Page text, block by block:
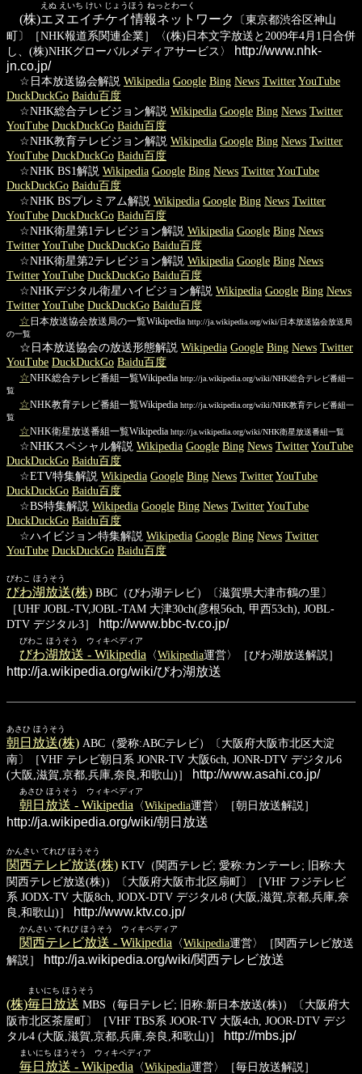
えぬ えいち けい じょうほう ねっとわーく
(株)エヌエイチケイ情報ネットワーク
〔東京都渋谷区神山
町〕［NHK報道系関連企業］〈(株)日本文字放送と2009年4月1日合併
し、(株)NHKグローバルメディアサービス〉
http://www.nhk-
jn.co.jp/
☆日本放送協会解説 Wikipedia Google Bing News Twitter YouTube
DuckDuckGo Baidu百度
☆NHK総合テレビジョン解説 Wikipedia Google Bing News Twitter
YouTube DuckDuckGo Baidu百度
☆NHK教育テレビジョン解説 Wikipedia Google Bing News Twitter
YouTube DuckDuckGo Baidu百度
☆NHK BS1解説 Wikipedia Google Bing News Twitter YouTube
DuckDuckGo Baidu百度
☆NHK BSプレミアム解説 Wikipedia Google Bing News Twitter
YouTube DuckDuckGo Baidu百度
☆NHK衛星第1テレビジョン解説 Wikipedia Google Bing News
Twitter YouTube DuckDuckGo Baidu百度
☆NHK衛星第2テレビジョン解説 Wikipedia Google Bing News
Twitter YouTube DuckDuckGo Baidu百度
☆NHKデジタル衛星ハイビジョン解説 Wikipedia Google Bing News
Twitter YouTube DuckDuckGo Baidu百度
☆ 日本放送協会放送局の一覧Wikipedia http://ja.wikipedia.org/wiki/日本放送協会放送局
の一覧
☆日本放送協会の放送形態解説 Wikipedia Google Bing News Twitter
YouTube DuckDuckGo Baidu百度
☆NHK総合テレビ番組一覧Wikipedia http://ja.wikipedia.org/wiki/NHK総合テレビ番組一
覧
☆NHK教育テレビ番組一覧Wikipedia http://ja.wikipedia.org/wiki/NHK教育テレビ番組一
覧
☆NHK衛星放送番組一覧Wikipedia http://ja.wikipedia.org/wiki/NHK衛星放送番組一覧
☆NHKスペシャル解説 Wikipedia Google Bing News Twitter YouTube
DuckDuckGo Baidu百度
☆ETV特集解説 Wikipedia Google Bing News Twitter YouTube
DuckDuckGo Baidu百度
☆BS特集解説 Wikipedia Google Bing News Twitter YouTube
DuckDuckGo Baidu百度
☆ハイビジョン特集解説 Wikipedia Google Bing News Twitter
YouTube DuckDuckGo Baidu百度
びわこ ほうそう
びわ湖放送(株) BBC（びわ湖テレビ）〔滋賀県大津市鶴の里〕
［UHF JOBL-TV,JOBL-TAM 大津30ch(彦根56ch, 甲西53ch), JOBL-
DTV デジタル3］
http://www.bbc-tv.co.jp/
びわこ ほうそう ウィキペディア
びわ湖放送 - Wikipedia 〈Wikipedia運営〉［びわ湖放送解説］
http://ja.wikipedia.org/wiki/びわ湖放送
あさひ ほうそう
朝日放送(株) ABC（愛称:ABCテレビ）〔大阪府大阪市北区大淀
南〕［VHF テレビ朝日系 JONR-TV 大阪6ch, JONR-DTV デジタル6
(大阪,滋賀,京都,兵庫,奈良,和歌山)］
http://www.asahi.co.jp/
あさひ ほうそう ウィキペディア
朝日放送 - Wikipedia 〈Wikipedia運営〉［朝日放送解説］
http://ja.wikipedia.org/wiki/朝日放送
かんさい てれび ほうそう
関西テレビ放送(株) KTV（関西テレビ; 愛称:カンテーレ; 旧称:大
関西テレビ放送(株)）〔大阪府大阪市北区扇町〕［VHF フジテレビ
系 JODX-TV 大阪8ch, JODX-DTV デジタル8 (大阪,滋賀,京都,兵庫,奈
良,和歌山)］
http://www.ktv.co.jp/
かんさい てれび ほうそう ウィキペディア
関西テレビ放送 - Wikipedia 〈Wikipedia運営〉［関西テレビ放送
解説］
http://ja.wikipedia.org/wiki/関西テレビ放送
まいにち ほうそう
(株)毎日放送 MBS（毎日テレビ; 旧称:新日本放送(株)）〔大阪府大
阪市北区茶屋町〕［VHF TBS系 JOOR-TV 大阪4ch, JOOR-DTV デジ
タル4 (大阪,滋賀,京都,兵庫,奈良,和歌山)］
http://mbs.jp/
まいにち ほうそう ウィキペディア
毎日放送 - Wikipedia 〈Wikipedia運営〉［毎日放送解説］